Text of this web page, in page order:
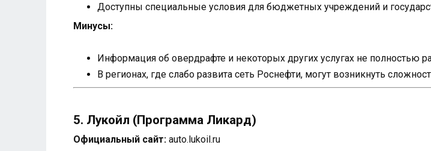
Доступны специальные условия для бюджетных учреждений и
Минусы:
Информация об овердрафте и некоторых других услугах не полностью
В регионах, где слабо развита сеть Роснефти, могут возникнуть
5. Лукойл (Программа Ликард)
Официальный сайт: auto.lukoil.ru